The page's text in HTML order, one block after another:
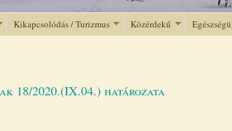
Kikapcsolódás / Turizmus Közérdekű
18/2020.(IX.04.) határozata